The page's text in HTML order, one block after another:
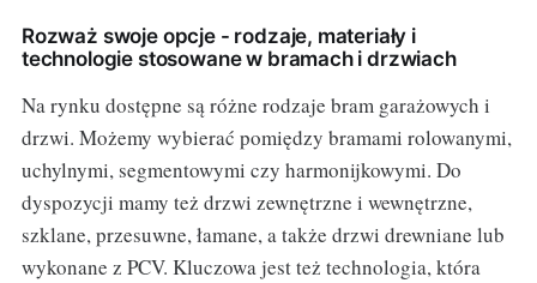
Rozważ swoje opcje - rodzaje, materiały i
technologie stosowane w bramach i drzwiach
Na rynku dostępne są różne rodzaje bram garażowych i
drzwi. Możemy wybierać pomiędzy bramami rolowanymi,
uchylnymi, segmentowymi czy harmonijkowymi. Do
dyspozycji mamy też drzwi zewnętrzne i wewnętrzne,
szklane, przesuwne, łamane, a także drzwi drewniane lub
wykonane z PCV. Kluczowa jest też technologia, która